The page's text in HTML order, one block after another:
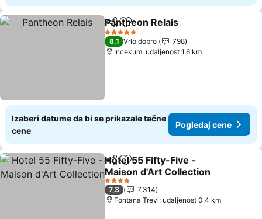
Deli Dodati u favorite
Pantheon Relais
5 Zvezdice
8,1 Vrlo dobro
798
Incekum: udaljenost 1.6 km
Izaberi datume da bi se prikazale tačne
cene
Pogledaj cene
Deli Dodati u favorite
Hotel 55 Fifty-Five -
Maison d'Art Collection
4 Zvezdice
7,3
7.314
Fontana Trevi: udaljenost 0.4 km